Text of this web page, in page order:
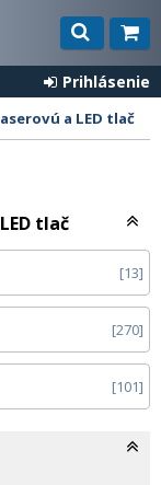
Prihlásenie
a LED tlač
tlač
13
270
101